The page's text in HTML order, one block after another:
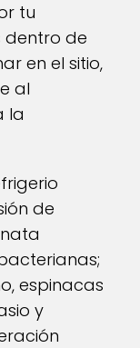
tu
dentro de
en el sitio,
al
la
de
espinacas
y